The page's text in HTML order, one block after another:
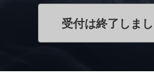
受付は終了しま